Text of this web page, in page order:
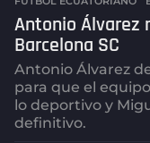
Antonio Álvarez
Barcelona SC
Antonio Álvarez
para que el
lo deportivo y
definitivo.